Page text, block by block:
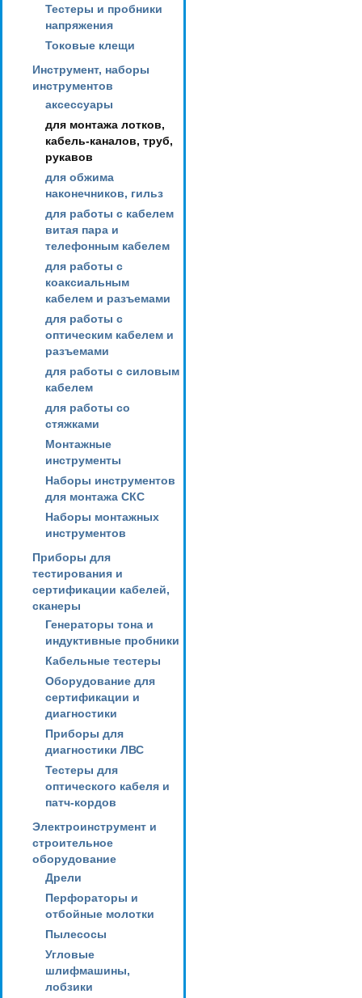
Тестеры и пробники
напряжения
Токовые клещи
Инструмент, наборы
инструментов
аксессуары
для монтажа лотков,
кабель-каналов, труб,
рукавов
для обжима
наконечников, гильз
для работы с кабелем
витая пара и
телефонным кабелем
для работы с
коаксиальным
кабелем и разъемами
для работы с
оптическим кабелем и
разъемами
для работы с силовым
кабелем
для работы со
стяжками
Монтажные
инструменты
Наборы инструментов
для монтажа СКС
Наборы монтажных
инструментов
Приборы для
тестирования и
сертификации кабелей,
сканеры
Генераторы тона и
индуктивные пробники
Кабельные тестеры
Оборудование для
сертификации и
диагностики
Приборы для
диагностики ЛВС
Тестеры для
оптического кабеля и
патч-кордов
Электроинструмент и
строительное
оборудование
Дрели
Перфораторы и
отбойные молотки
Пылесосы
Угловые
шлифмашины,
лобзики